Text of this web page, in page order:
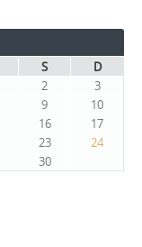
S
D
2
3
9
10
16
17
23
24
30